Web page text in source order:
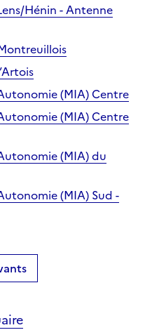
Hénin - Antenne
(MIA) Centre
(MIA) Centre
(MIA) du
(MIA) Sud -